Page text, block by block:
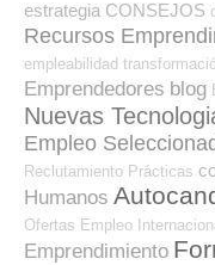
estrategia CONSEJOS
Recursos
empleabilidad
Emprendedores blog
Nuevas
Empleo
Reclutamiento Prácticas
Humanos
Ofertas Empleo
Emprendimiento